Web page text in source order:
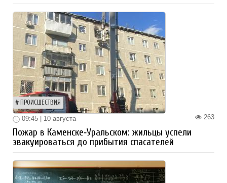
ПРОИСШЕСТВИЯ
263
09:45 | 10 августа
Пожар в Каменске‑Уральском: жильцы успели
эвакуироваться до прибытия спасателей